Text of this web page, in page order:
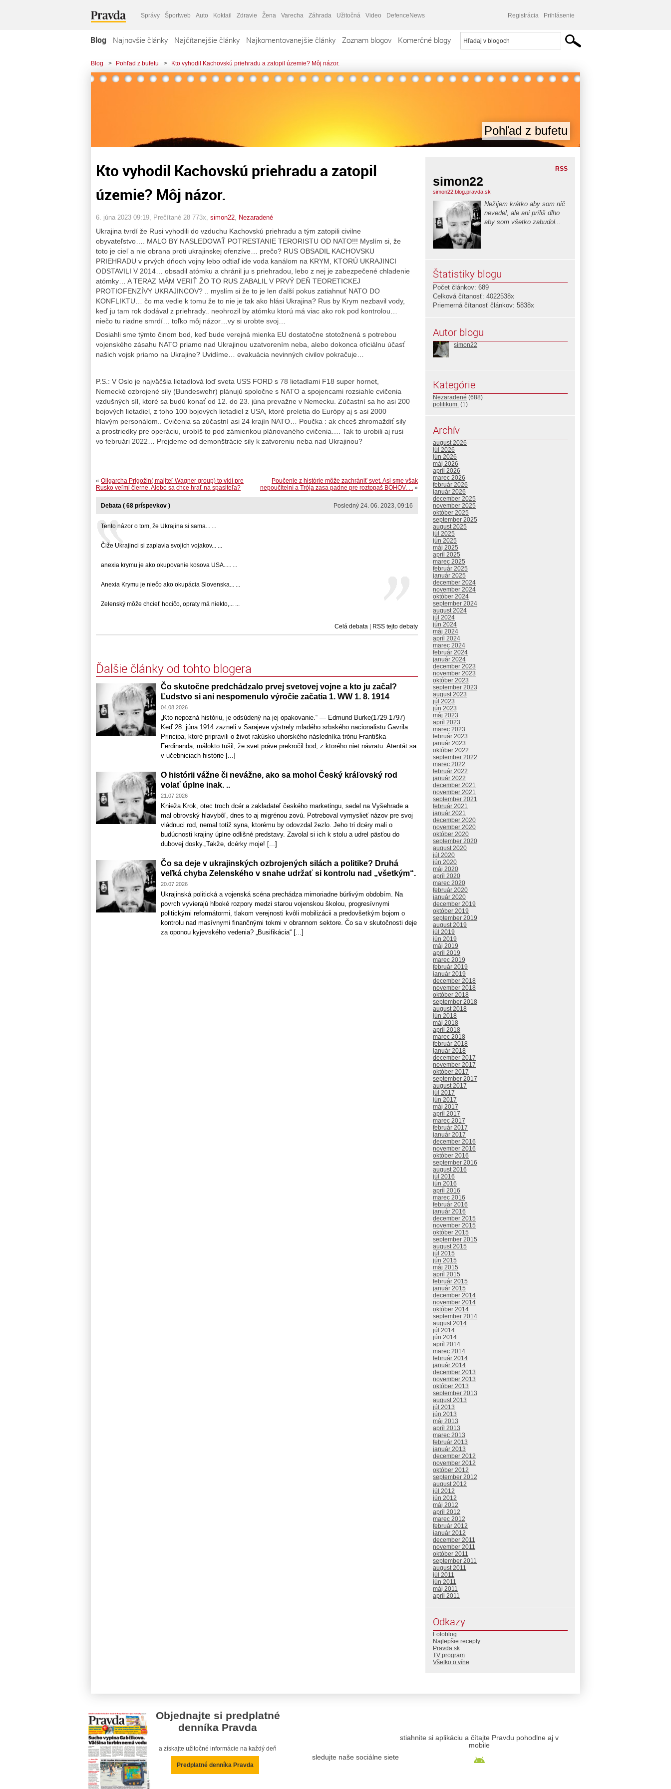
Správy Športweb Auto Koktail Zdravie Žena Varecha Záhrada Užitočná Video DefenceNews Registrácia Prihlásenie
Blog Najnovšie články Najčítanejšie články Najkomentovanejšie články Zoznam blogov Komerčné blogy
Blog > Pohľad z bufetu > Kto vyhodil Kachovskú priehradu a zatopil územie? Môj názor.
Pohľad z bufetu
Kto vyhodil Kachovskú priehradu a zatopil
územie? Môj názor.
6. júna 2023 09:19 , Prečítané 28 773x, simon22 Nezaradené
Ukrajina tvrdí že Rusi vyhodili do vzduchu Kachovskú priehradu a tým zatopili civilne
obyvateľstvo…. MALO BY NASLEDOVAŤ POTRESTANIE TERORISTU OD NATO!!! Myslím si, že
toto je cieľ a nie obrana proti ukrajinskej ofenzíve… prečo? RUS OBSADIL KACHOVSKU
PRIEHRADU v prvých dňoch vojny lebo odtiaľ ide voda kanálom na KRYM, KTORÚ UKRAJINCI
ODSTAVILI V 2014… obsadil atómku a chránil ju s priehradou, lebo z nej je zabezpečené chladenie
atómky… A TERAZ MÁM VERIŤ ŽO TO RUS ZABALIL V PRVÝ DEŇ TEORETICKEJ
PROTIOFENZÍVY UKRAJINCOV? .. myslím si že to je len ďalší pokus zatiahnuť NATO DO
KONFLIKTU… čo ma vedie k tomu že to nie je tak ako hlási Ukrajina? Rus by Krym nezbavil vody,
keď ju tam rok dodával z priehrady.. neohrozil by atómku ktorú má viac ako rok pod kontrolou…
niečo tu riadne smrdí… toľko môj názor…vy si urobte svoj…
Dosiahli sme týmto činom bod, keď bude verejná mienka EU dostatočne stotožnená s potrebou
vojenského zásahu NATO priamo nad Ukrajinou uzatvorením neba, alebo dokonca oficiálnu účasť
našich vojsk priamo na Ukrajine? Uvidíme… evakuácia nevinných civilov pokračuje…
P.S.: V Oslo je najväčšia lietadlová loď sveta USS FORD s 78 lietadlami F18 super hornet,
Nemecké ozbrojené sily (Bundeswehr) plánujú spoločne s NATO a spojencami rozsiahle cvičenia
vzdušných síl, ktoré sa budú konať od 12. do 23. júna prevažne v Nemecku. Zúčastní sa ho asi 200
bojových lietadiel, z toho 100 bojových lietadiel z USA, ktoré preletia do Európy aj s asi 2000
hlavým personálom.. Cvičenia sa zúčastní asi 24 krajín NATO… Poučka : ak chceš zhromaždiť sily
a prostriedky pre operáciu, urobíš to pod zámienkou plánovaného cvičenia…. Tak to urobili aj rusi
vo februári 2022… Prejdeme od demonštrácie sily k zatvoreniu neba nad Ukrajinou?
Poučenie z histórie môže zachrániť svet. Asi sme však
nepoučitelní a Trója zasa padne pre roztopaš BOHOV. . . »
« Oligarcha Prigožin( majiteľ Wagner group) to vidí pre
Rusko veľmi čierne. Alebo sa chce hrať na spasiteľa?
Posledný 24. 06. 2023, 09:16
Debata ( 68 príspevkov )
Tento názor o tom, že Ukrajina si sama... ...
Čiže Ukrajinci si zaplavia svojich vojakov... ...
anexia krymu je ako okupovanie kosova USA..... ...
Anexia Krymu je niečo ako okupácia Slovenska... ...
Zelenský môže chcieť hocičo, opraty má niekto,... ...
Celá debata RSS tejto debaty
Ďalšie články od tohto blogera
Čo skutočne predchádzalo prvej svetovej vojne a kto ju začal?
Ľudstvo si ani nespomenulo výročie začatia 1. WW 1. 8. 1914
04.08.2026
„Kto nepozná históriu, je odsúdený na jej opakovanie.“ — Edmund Burke(1729-1797)
Keď 28. júna 1914 zazneli v Sarajeve výstrely mladého srbského nacionalistu Gavrila
Principa, ktoré pripravili o život rakúsko-uhorského následníka trónu Františka
Ferdinanda, málokto tušil, že svet práve prekročil bod, z ktorého niet návratu. Atentát sa
v učebniciach histórie [...]
O histórii vážne či nevážne, ako sa mohol Český kráľovský rod
volať úplne inak. ..
21.07.2026
Knieža Krok, otec troch dcér a zakladateľ českého marketingu, sedel na Vyšehrade a
mal obrovský hlavybôľ, dnes to aj migrénou zovú. Potreboval vymyslieť názov pre svoj
vládnuci rod, nemal totiž syna, ktorému by odovzdal žezlo. Jeho tri dcéry mali o
budúcnosti krajiny úplne odlišné predstavy. Zavolal si ich k stolu a udrel päsťou do
dubovej dosky.„Takže, dcérky moje! [...]
Čo sa deje v ukrajinských ozbrojených silách a politike? Druhá
veľká chyba Zelenského v snahe udržať si kontrolu nad „všetkým“.
20.07.2026
Ukrajinská politická a vojenská scéna prechádza mimoriadne búrlivým obdobím. Na
povrch vyvierajú hlboké rozpory medzi starou vojenskou školou, progresívnymi
politickými reformátormi, tlakom verejnosti kvôli mobilizácii a predovšetkým bojom o
kontrolu nad masívnymi finančnými tokmi v obrannom sektore. Čo sa v skutočnosti deje
za oponou kyjevského vedenia? „Busifikácia“ [...]
RSS
simon22
simon22.blog.pravda.sk
Nežijem krátko aby som nič
nevedel, ale ani príliš dlho
aby som všetko zabudol...
Štatistiky blogu
Počet článkov: 689
Celková čítanosť: 4022538x
Priemerná čítanosť článkov: 5838x
Autor blogu
simon22
Kategórie
Nezaradené (688)
politikum. (1)
Archív
august 2026
júl 2026
jún 2026
máj 2026
apríl 2026
marec 2026
február 2026
január 2026
december 2025
november 2025
október 2025
september 2025
august 2025
júl 2025
jún 2025
máj 2025
apríl 2025
marec 2025
február 2025
január 2025
december 2024
november 2024
október 2024
september 2024
august 2024
júl 2024
jún 2024
máj 2024
apríl 2024
marec 2024
február 2024
január 2024
december 2023
november 2023
október 2023
september 2023
august 2023
júl 2023
jún 2023
máj 2023
apríl 2023
marec 2023
február 2023
január 2023
október 2022
september 2022
marec 2022
február 2022
január 2022
december 2021
november 2021
september 2021
február 2021
január 2021
december 2020
november 2020
október 2020
september 2020
august 2020
júl 2020
jún 2020
máj 2020
apríl 2020
marec 2020
február 2020
január 2020
december 2019
október 2019
september 2019
august 2019
júl 2019
jún 2019
máj 2019
apríl 2019
marec 2019
február 2019
január 2019
december 2018
november 2018
október 2018
september 2018
august 2018
jún 2018
máj 2018
apríl 2018
marec 2018
február 2018
január 2018
december 2017
november 2017
október 2017
september 2017
august 2017
júl 2017
jún 2017
máj 2017
apríl 2017
marec 2017
február 2017
január 2017
december 2016
november 2016
október 2016
september 2016
august 2016
júl 2016
jún 2016
apríl 2016
marec 2016
február 2016
január 2016
december 2015
november 2015
október 2015
september 2015
august 2015
júl 2015
jún 2015
máj 2015
apríl 2015
február 2015
január 2015
december 2014
november 2014
október 2014
september 2014
august 2014
júl 2014
jún 2014
apríl 2014
marec 2014
február 2014
január 2014
december 2013
november 2013
október 2013
september 2013
august 2013
júl 2013
jún 2013
máj 2013
apríl 2013
marec 2013
február 2013
január 2013
december 2012
november 2012
október 2012
september 2012
august 2012
júl 2012
jún 2012
máj 2012
apríl 2012
marec 2012
február 2012
január 2012
december 2011
november 2011
október 2011
september 2011
august 2011
júl 2011
jún 2011
máj 2011
apríl 2011
Odkazy
Fotoblog
Najlepšie recepty
Pravda.sk
TV program
Všetko o víne
Objednajte si predplatné
denníka Pravda
a získajte užitočné informácie na každý deň
Predplatné denníka Pravda
sledujte naše sociálne siete
stiahnite si aplikáciu a čítajte Pravdu pohodlne aj v
mobile